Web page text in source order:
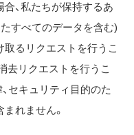
、私たちが保持するあ
すべてのデータを含む)
るリクエストを行うこ
去リクエストを行うこ
、セキュリティ目的のた
れません。